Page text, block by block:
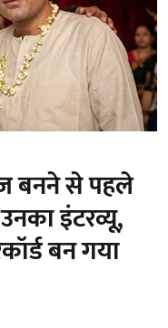
बनने से पहले
इंटरव्यू,
बन गया